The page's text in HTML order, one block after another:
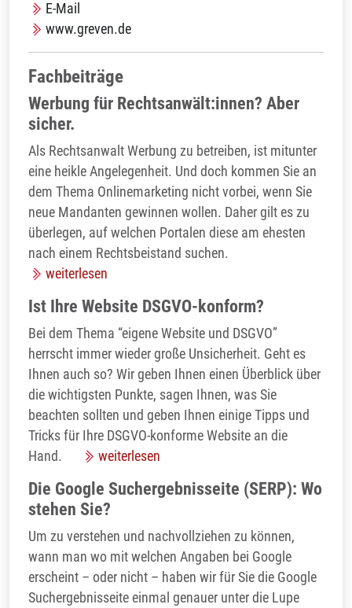
E-Mail
www.greven.de
Fachbeiträge
Werbung für Rechtsanwält:innen? Aber
sicher.
Als Rechtsanwalt Werbung zu betreiben, ist mitunter
eine heikle Angelegenheit. Und doch kommen Sie an
dem Thema Onlinemarketing nicht vorbei, wenn Sie
neue Mandanten gewinnen wollen. Daher gilt es zu
überlegen, auf welchen Portalen diese am ehesten
nach einem Rechtsbeistand suchen.
weiterlesen
Ist Ihre Website DSGVO-konform?
Bei dem Thema “eigene Website und DSGVO”
herrscht immer wieder große Unsicherheit. Geht es
Ihnen auch so? Wir geben Ihnen einen Überblick über
die wichtigsten Punkte, sagen Ihnen, was Sie
beachten sollten und geben Ihnen einige Tipps und
Tricks für Ihre DSGVO-konforme Website an die
Hand.
weiterlesen
Die Google Suchergebnisseite (SERP): Wo
stehen Sie?
Um zu verstehen und nachvollziehen zu können,
wann man wo mit welchen Angaben bei Google
erscheint – oder nicht – haben wir für Sie die Google
Suchergebnisseite einmal genauer unter die Lupe